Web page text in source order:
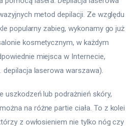
metod depilacji. Ze względu
popularny zabieg, wykonamy go już
kosmetycznym, w każdym
miejsca w Internecie,
laserowa warszawa).
uszkodzeń lub podrażnień skóry,
na różne partie ciała. To z kolei
z owłosieniem nie tylko nóg czy